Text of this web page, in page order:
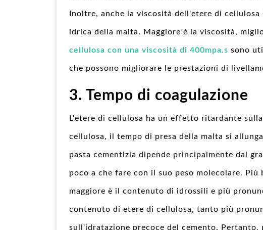
Inoltre, anche la viscosità dell'etere di
idrica della malta. Maggiore è la viscosità,
cellulosa con una viscosità di 400mpa.s sono
che possono migliorare le prestazioni di
3. Tempo di coagulazione
L'etere di cellulosa ha un effetto ritardante
cellulosa, il tempo di presa della malta si
pasta cementizia dipende principalmente dal
poco a che fare con il suo peso molecolare.
maggiore è il contenuto di idrossili e più
contenuto di etere di cellulosa, tanto più
sull'idratazione precoce del cemento.